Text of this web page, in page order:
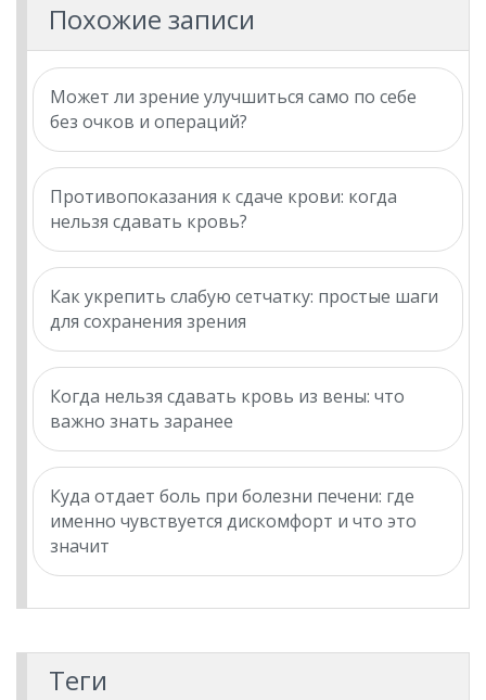
Похожие записи
Может ли зрение улучшиться само по себе
без очков и операций?
Противопоказания к сдаче крови: когда
нельзя сдавать кровь?
Как укрепить слабую сетчатку: простые шаги
для сохранения зрения
Когда нельзя сдавать кровь из вены: что
важно знать заранее
Куда отдает боль при болезни печени: где
именно чувствуется дискомфорт и что это
значит
Теги